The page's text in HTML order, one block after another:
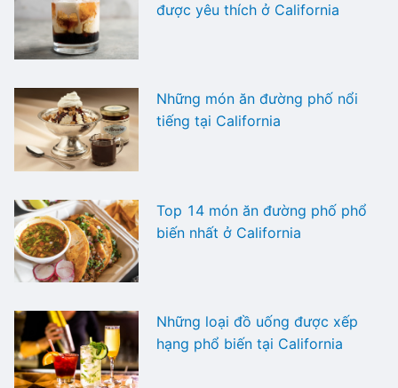
được yêu thích ở California
Những món ăn đường phố nổi
tiếng tại California
Top 14 món ăn đường phố phổ
biến nhất ở California
Những loại đồ uống được xếp
hạng phổ biến tại California